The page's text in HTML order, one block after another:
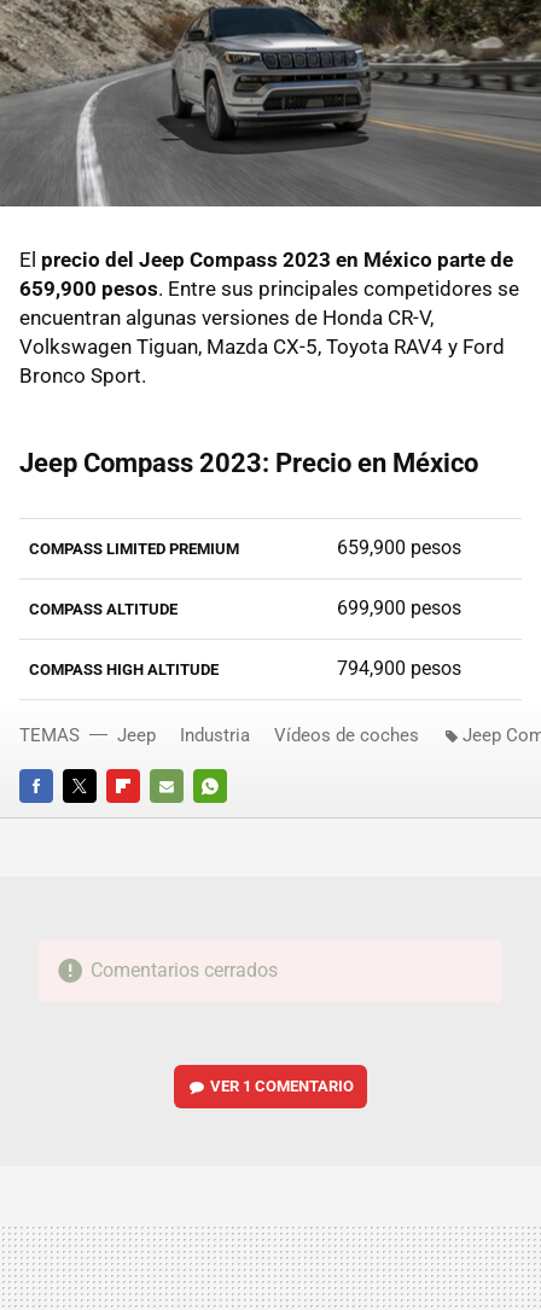
El precio del Jeep Compass 2023 en México parte de
659,900 pesos. Entre sus principales competidores se
encuentran algunas versiones de Honda CR-V,
Volkswagen Tiguan, Mazda CX-5, Toyota RAV4 y Ford
Bronco Sport.
Jeep Compass 2023: Precio en México
COMPASS LIMITED PREMIUM 659,900 pesos
COMPASS ALTITUDE 699,900 pesos
COMPASS HIGH ALTITUDE 794,900 pesos
FACEBOOKTWITTERFLIPBOARD
E-
WHATSAPP
TEMAS Jeep Industria Vídeos de coches Jeep
Comentarios cerrados
VER 1 COMENTARIO